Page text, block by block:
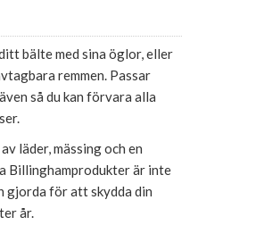
bälte med sina öglor, eller
remmen. Passar
så du kan förvara alla
läder, mässing och en
Billinghamprodukter är inte
gjorda för att skydda din
år.